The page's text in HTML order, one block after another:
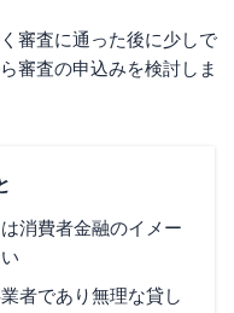
審査に通った後に少しで
審査の申込みを検討しま
消費者金融のイメー
者であり無理な貸し